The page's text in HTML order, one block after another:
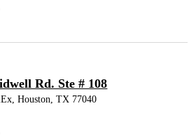
Rd. Ste # 108
Houston, TX 77040